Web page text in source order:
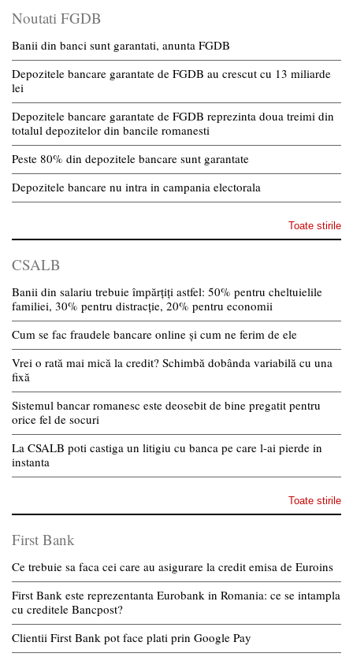
Noutati FGDB
Banii din banci sunt garantati, anunta FGDB
Depozitele bancare garantate de FGDB au crescut cu 13 miliarde
lei
Depozitele bancare garantate de FGDB reprezinta doua treimi din
totalul depozitelor din bancile romanesti
Peste 80% din depozitele bancare sunt garantate
Depozitele bancare nu intra in campania electorala
Toate stirile
CSALB
Banii din salariu trebuie împărțiți astfel: 50% pentru cheltuielile
familiei, 30% pentru distracție, 20% pentru economii
Cum se fac fraudele bancare online și cum ne ferim de ele
Vrei o rată mai mică la credit? Schimbă dobânda variabilă cu una
fixă
Sistemul bancar romanesc este deosebit de bine pregatit pentru
orice fel de socuri
La CSALB poti castiga un litigiu cu banca pe care l-ai pierde in
instanta
Toate stirile
First Bank
Ce trebuie sa faca cei care au asigurare la credit emisa de Euroins
First Bank este reprezentanta Eurobank in Romania: ce se intampla
cu creditele Bancpost?
Clientii First Bank pot face plati prin Google Pay